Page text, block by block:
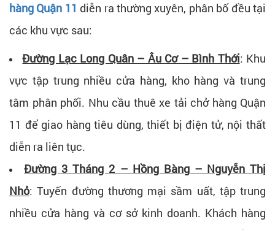
hàng Quận 11 diễn ra thường xuyên, phân bố đều tại
các khu vực sau:
Đường Lạc Long Quân – Âu Cơ – Bình Thới: Khu
vực tập trung nhiều cửa hàng, kho hàng và trung
tâm phân phối. Nhu cầu thuê xe tải chở hàng Quận
11 để giao hàng tiêu dùng, thiết bị điện tử, nội thất
diễn ra liên tục.
Đường 3 Tháng 2 – Hồng Bàng – Nguyễn Thị
Nhỏ: Tuyến đường thương mại sầm uất, tập trung
nhiều cửa hàng và cơ sở kinh doanh. Khách hàng